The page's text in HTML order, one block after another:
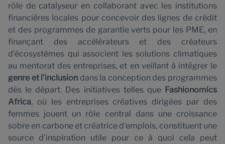
rôle de catalyseur en collaborant avec les institutions
financières locales pour concevoir des lignes de crédit
et des programmes de garantie verts pour les PME, en
finançant des accélérateurs et des créateurs
d'écosystèmes qui associent les solutions climatiques
au mentorat des entreprises, et en veillant à intégrer le
genre et l'inclusion dans la conception des programmes
dès le départ. Des initiatives telles que Fashionomics
Africa, où les entreprises créatives dirigées par des
femmes jouent un rôle central dans une croissance
sobre en carbone et créatrice d'emplois, constituent une
source d'inspiration utile pour ce à quoi cela peut